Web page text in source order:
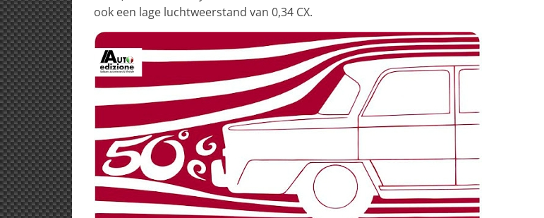
ook een lage luchtweerstand van 0,34 CX.